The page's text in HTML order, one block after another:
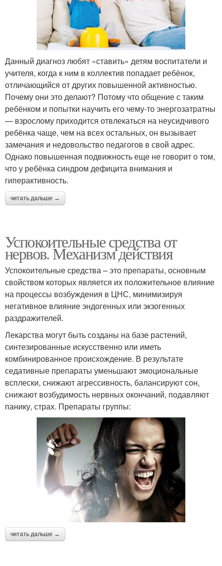
Данный диагноз любят «ставить» детям воспитатели и
учителя, когда к ним в коллектив попадает ребёнок,
отличающийся от других повышенной активностью.
Почему они это делают? Потому что общение с таким
ребёнком и попытки научить его чему-то энергозатратны
— взрослому приходится отвлекаться на неусидчивого
ребёнка чаще, чем на всех остальных, он вызывает
замечания и недовольство педагогов в свой адрес.
Однако повышенная подвижность еще не говорит о том,
что у ребёнка синдром дефицита внимания и
гиперактивность.
читать дальше →
Успокоительные средства от
нервов. Механизм действия
Успокоительные средства – это препараты, основным
свойством которых является их положительное влияние
на процессы возбуждения в ЦНС, минимизируя
негативное влияние эндогенных или экзогенных
раздражителей.
Лекарства могут быть созданы на базе растений,
синтезированные искусственно или иметь
комбинированное происхождение. В результате
седативные препараты уменьшают эмоциональные
всплески, снижают агрессивность, балансируют сон,
снижают возбудимость нервных окончаний, подавляют
панику, страх. Препараты группы:
читать дальше →